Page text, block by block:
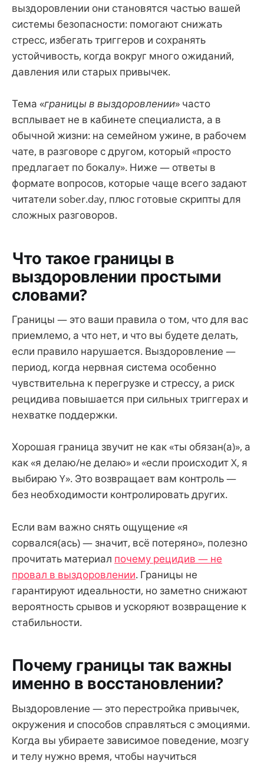
выздоровлении они становятся частью вашей
системы безопасности: помогают снижать
стресс, избегать триггеров и сохранять
устойчивость, когда вокруг много ожиданий,
давления или старых привычек.
Тема «границы в выздоровлении» часто
всплывает не в кабинете специалиста, а в
обычной жизни: на семейном ужине, в рабочем
чате, в разговоре с другом, который «просто
предлагает по бокалу». Ниже — ответы в
формате вопросов, которые чаще всего задают
читатели sober.day, плюс готовые скрипты для
сложных разговоров.
Что такое границы в
выздоровлении простыми
словами?
Границы — это ваши правила о том, что для вас
приемлемо, а что нет, и что вы будете делать,
если правило нарушается. Выздоровление —
период, когда нервная система особенно
чувствительна к перегрузке и стрессу, а риск
рецидива повышается при сильных триггерах и
нехватке поддержки.
Хорошая граница звучит не как «ты обязан(а)», а
как «я делаю/не делаю» и «если происходит X, я
выбираю Y». Это возвращает вам контроль —
без необходимости контролировать других.
Если вам важно снять ощущение «я
сорвался(ась) — значит, всё потеряно», полезно
прочитать материал почему рецидив — не
провал в выздоровлении. Границы не
гарантируют идеальности, но заметно снижают
вероятность срывов и ускоряют возвращение к
стабильности.
Почему границы так важны
именно в восстановлении?
Выздоровление — это перестройка привычек,
окружения и способов справляться с эмоциями.
Когда вы убираете зависимое поведение, мозгу
и телу нужно время, чтобы научиться